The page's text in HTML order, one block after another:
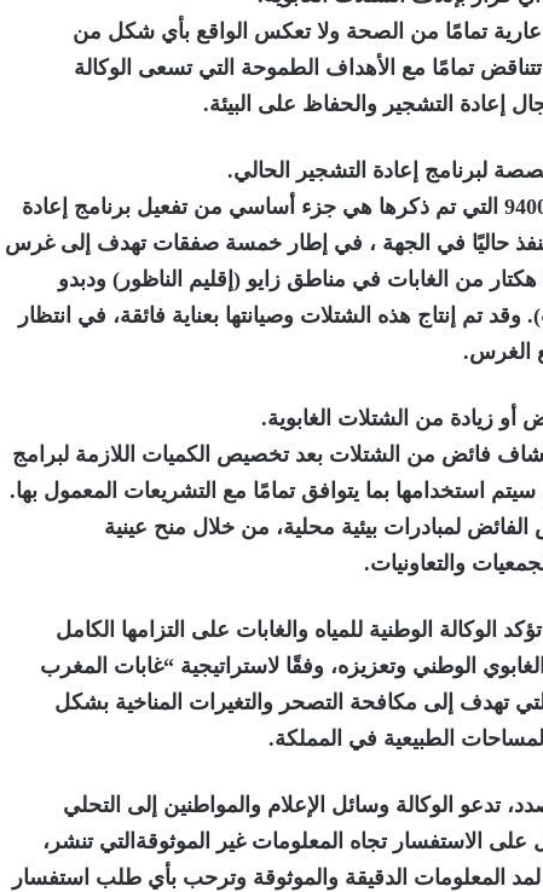
عارية تمامًا من الصحة ولا تعكس الواقع بأي شكل من
تمامًا مع الأهداف الطموحة التي تسعى الوكالة
إعادة التشجير والحفاظ على البيئة.
لبرنامج إعادة التشجير
الحالي.
تفعيل برنامج إعادة
حاليًا في الجهة ، في إطار خمسة صفقاتتهدف إلىغرس
يو ( إقليم الناظور) ودبدو
وقد تم إنتاج هذه الشتلات وصيانتها بعناية فائقة، في انتظار
الغرس.
أو زيادة من الشتلات الغابوية.
فائض من الشتلات بعد تخصيص الكميات اللازمة لبرامج
سيتم استخدامها بما يتوافق تمامًا مع التشريعات المعمول بها.
لمبادرات بيئية محلية، من خلال منح عينية
والتعاونيات.
تؤكد الوكالة الوطنية للمياه والغابات على التزامها الكامل
الغابوي الوطني وتعزيزه، وفقًا لاستراتيجية “غابات المغرب
2030″، التي تهدف إلى مكافحة التصحر والتغيرات المناخية بشكل
الطبيعية في المملكة.
تدعو الوكالة وسائل الإعلام و المواطنين إلى التحلي
على الاستفسارتجاه المعلومات غير الموثوقة التي تنشر،
المعلومات الدقيقة و الموثوقة وترحب بأي طلب استفسار